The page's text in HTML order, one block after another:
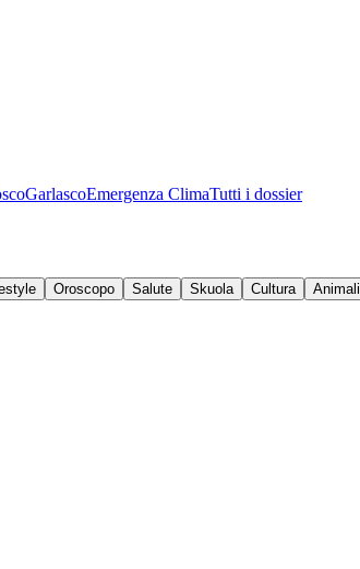
GarlascoEmergenza ClimaTutti i dossier
Oroscopo Salute Skuola Cultura Animali